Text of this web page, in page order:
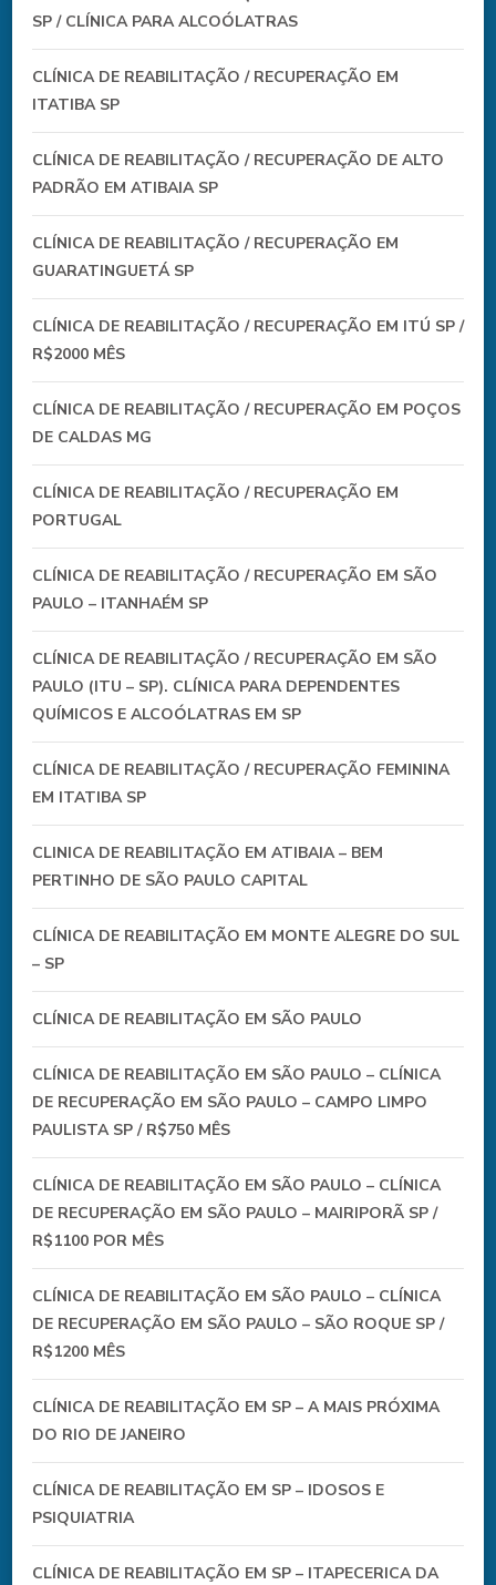
SP / CLÍNICA PARA ALCOÓLATRAS
CLÍNICA DE REABILITAÇÃO / RECUPERAÇÃO EM
ITATIBA SP
CLÍNICA DE REABILITAÇÃO / RECUPERAÇÃO DE ALTO
PADRÃO EM ATIBAIA SP
CLÍNICA DE REABILITAÇÃO / RECUPERAÇÃO EM
GUARATINGUETÁ SP
CLÍNICA DE REABILITAÇÃO / RECUPERAÇÃO EM ITÚ SP /
R$2000 MÊS
CLÍNICA DE REABILITAÇÃO / RECUPERAÇÃO EM POÇOS
DE CALDAS MG
CLÍNICA DE REABILITAÇÃO / RECUPERAÇÃO EM
PORTUGAL
CLÍNICA DE REABILITAÇÃO / RECUPERAÇÃO EM SÃO
PAULO – ITANHAÉM SP
CLÍNICA DE REABILITAÇÃO / RECUPERAÇÃO EM SÃO
PAULO (ITU – SP). CLÍNICA PARA DEPENDENTES
QUÍMICOS E ALCOÓLATRAS EM SP
CLÍNICA DE REABILITAÇÃO / RECUPERAÇÃO FEMININA
EM ITATIBA SP
CLINICA DE REABILITAÇÃO EM ATIBAIA – BEM
PERTINHO DE SÃO PAULO CAPITAL
CLÍNICA DE REABILITAÇÃO EM MONTE ALEGRE DO SUL
– SP
CLÍNICA DE REABILITAÇÃO EM SÃO PAULO
CLÍNICA DE REABILITAÇÃO EM SÃO PAULO – CLÍNICA
DE RECUPERAÇÃO EM SÃO PAULO – CAMPO LIMPO
PAULISTA SP / R$750 MÊS
CLÍNICA DE REABILITAÇÃO EM SÃO PAULO – CLÍNICA
DE RECUPERAÇÃO EM SÃO PAULO – MAIRIPORÃ SP /
R$1100 POR MÊS
CLÍNICA DE REABILITAÇÃO EM SÃO PAULO – CLÍNICA
DE RECUPERAÇÃO EM SÃO PAULO – SÃO ROQUE SP /
R$1200 MÊS
CLÍNICA DE REABILITAÇÃO EM SP – A MAIS PRÓXIMA
DO RIO DE JANEIRO
CLÍNICA DE REABILITAÇÃO EM SP – IDOSOS E
PSIQUIATRIA
CLÍNICA DE REABILITAÇÃO EM SP – ITAPECERICA DA